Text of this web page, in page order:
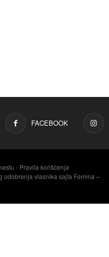
FACEBOOK
- Pravila korišćenja
odobrenja vlasnika sajta Femina –